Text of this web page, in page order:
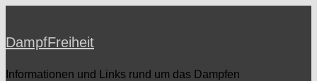
springen
DampfFreiheit
Informationen und Links rund um das Dampfen